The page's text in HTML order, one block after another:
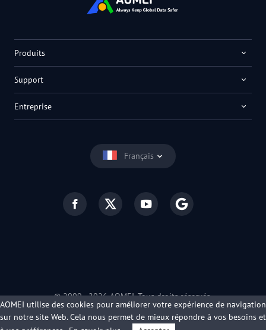
Français
Produits
Support
Entreprise
© 2009 -2026AOMEI. Tous droits réservés.
Politique de confidentialité
Conditions d’utilisation
AOMEI utilise des cookies pour améliorer votre expérience de navigation
sur notre site Web. Cela nous permet de mieux répondre à vos besoins et